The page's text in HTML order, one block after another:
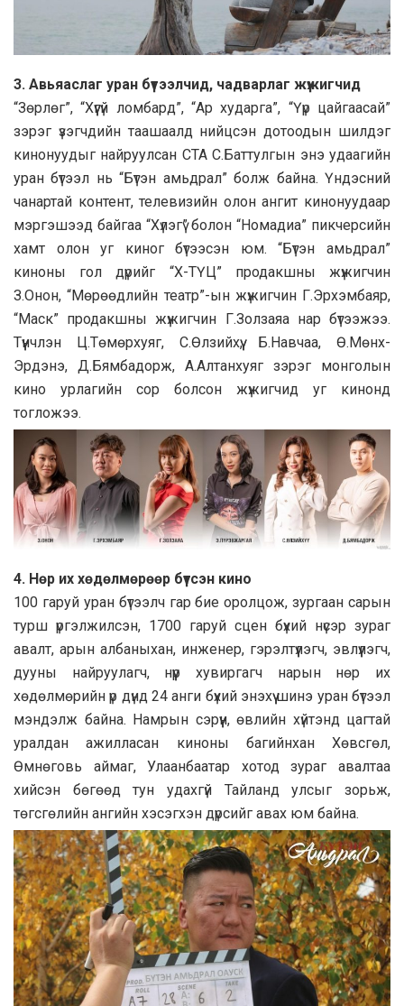
3. Авьяаслаг уран бүтээлчид, чадварлаг жүжигчид
“Зөрлөг”, “Хүүгүй ломбард”, “Ар хударга”, “Үүр цайгаасай”
зэрэг үзэгчдийн таашаалд нийцсэн дотоодын шилдэг
кинонуудыг найруулсан СТА С.Баттулгын энэ удаагийн
уран бүтээл нь “Бүтэн амьдрал” болж байна. Үндэсний
чанартай контент, телевизийн олон ангит кинонуудаар
мэргэшээд байгаа “Хүлэгү” болон “Номадиа” пикчерсийн
хамт олон уг киног бүтээсэн юм. “Бүтэн амьдрал”
киноны гол дүрийг “Х-ТҮЦ” продакшны жүжигчин
З.Онон, “Мөрөөдлийн театр”-ын жүжигчин Г.Эрхэмбаяр,
“Маск” продакшны жүжигчин Г.Золзаяа нар бүтээжээ.
Түүнчлэн Ц.Төмөрхуяг, С.Өлзийхүү, Б.Навчаа, Ө.Мөнх-
Эрдэнэ, Д.Бямбадорж, А.Алтанхуяг зэрэг монголын
кино урлагийн сор болсон жүжигчид уг кинонд
тогложээ.
4. Нөр их хөдөлмөрөөр бүтсэн кино
100 гаруй уран бүтээлч гар бие оролцож, зургаан сарын
турш үргэлжилсэн, 1700 гаруй сцен бүхий нүсэр зураг
авалт, арын албаныхан, инженер, гэрэлтүүлэгч, эвлүүлэгч,
дууны найруулагч, нүүр хувиргагч нарын нөр их
хөдөлмөрийн үр дүнд 24 анги бүхий энэхүү шинэ уран бүтээл
мэндэлж байна. Намрын сэрүүн, өвлийн хүйтэнд цагтай
уралдан ажилласан киноны багийнхан Хөвсгөл,
Өмнөговь аймаг, Улаанбаатар хотод зураг авалтаа
хийсэн бөгөөд тун удахгүй Тайланд улсыг зорьж,
төгсгөлийн ангийн хэсэгхэн дүрсийг авах юм байна.